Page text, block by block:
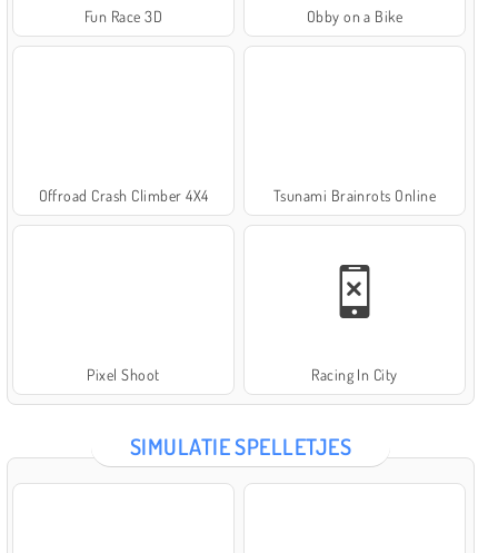
Fun Race 3D Obby on a Bike
Offroad Crash Climber 4X4 Tsunami Brainrots Online
Pixel Shoot Racing In City
SIMULATIE SPELLETJES